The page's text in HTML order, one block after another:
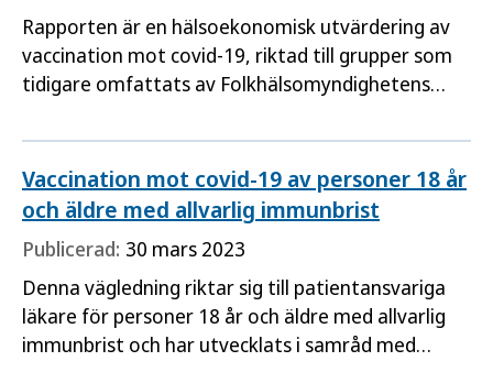
Rapporten är en hälsoekonomisk utvärdering av
vaccination mot covid-19, riktad till grupper som
tidigare omfattats av Folkhälsomyndighetens
analysen jämförs kostnader och hälsoeffekter av
fortsatt vaccination mot covid-19 gentemot en
situation utan
Vaccination mot covid-19 av personer 18 år
och äldre med allvarlig immunbrist
Publicerad: 30 mars 2023
Denna vägledning riktar sig till patientansvariga
läkare för personer 18 år och äldre med allvarlig
immunbrist och har utvecklats i samråd med